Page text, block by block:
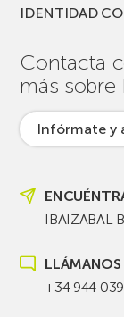
IDENTIDAD
Contacta
más sobre
Infórmate y
IBAIZABAL
LLÁMANOS
+34 944